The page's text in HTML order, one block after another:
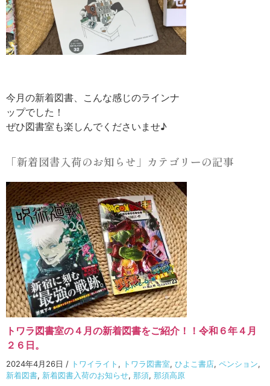
今月の新着図書、こんな感じのラインナ
ップでした！
ぜひ図書室も楽しんでくださいませ♪
「新着図書入荷のお知らせ」カテゴリーの記事
トワラ図書室の４月の新着図書をご紹介！！令和６年４月
２６日。
2024年4月26日 / トワイライト , トワラ図書室, ひよこ書店, ペンション,
新着図書, 新着図書入荷のお知らせ, 那須, 那須高原